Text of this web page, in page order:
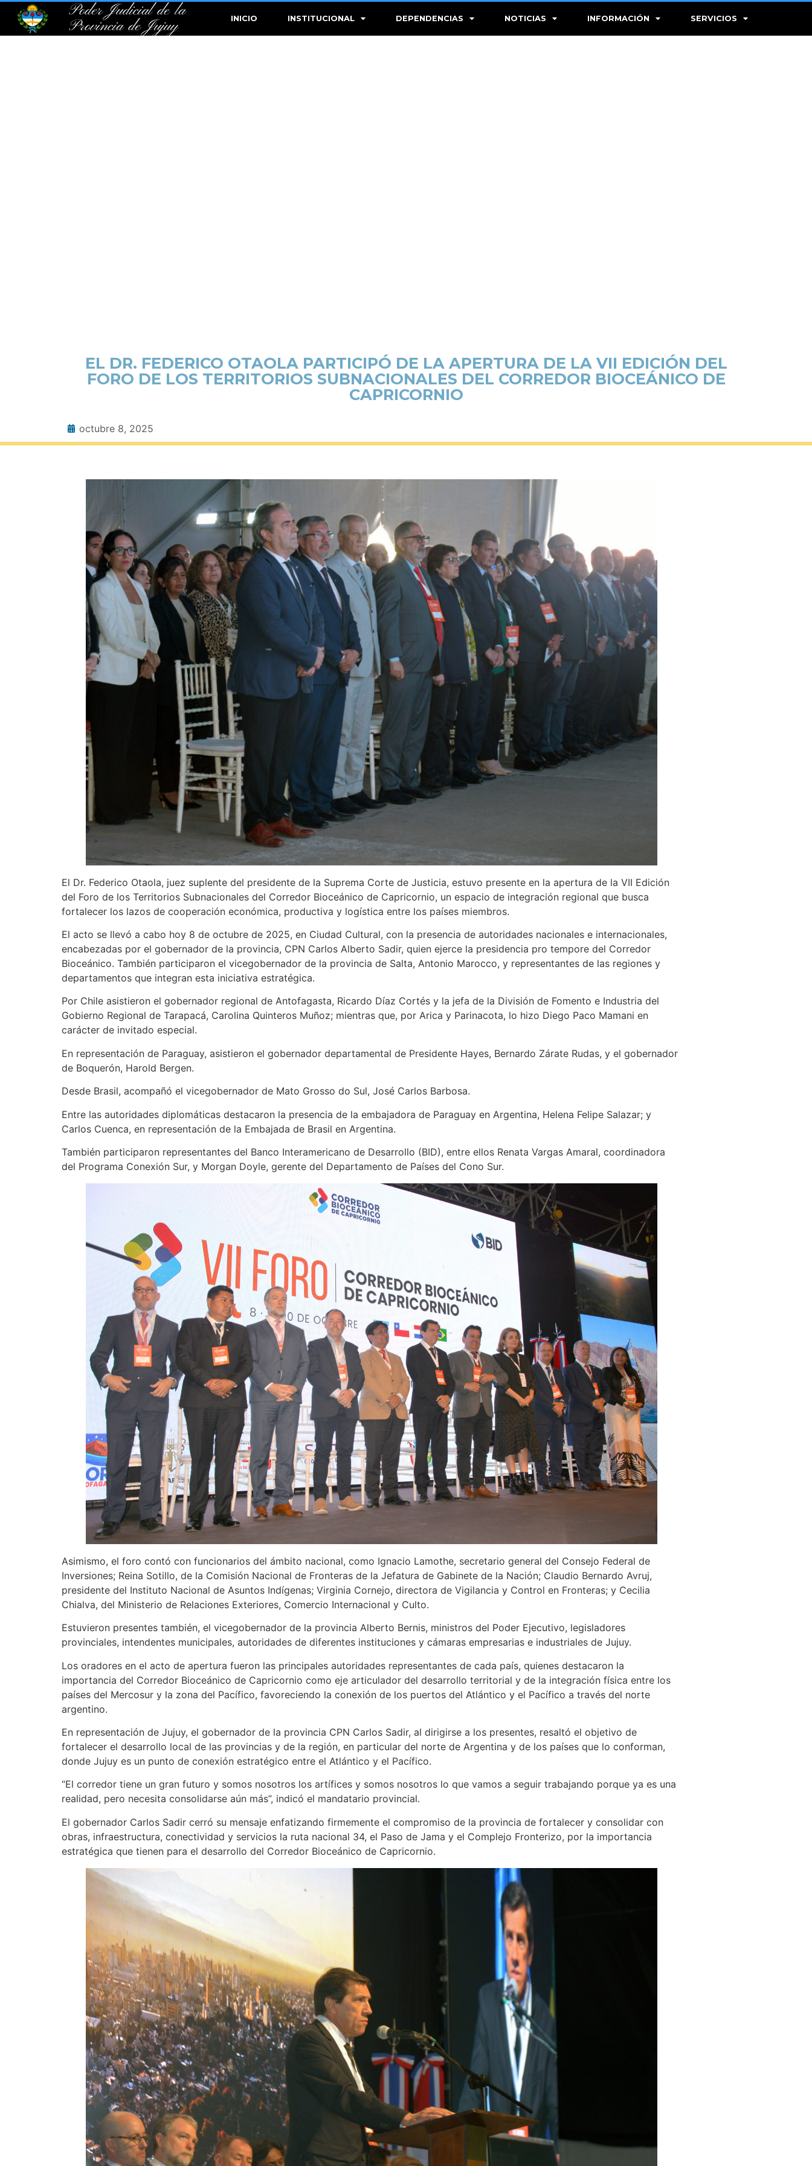
Poder Judicial de la
Provincia de Jujuy
INICIO INSTITUCIONAL DEPENDENCIAS NOTICIAS INFORMACIÓN SERVICIOS
EL DR. FEDERICO OTAOLA PARTICIPÓ DE LA APERTURA DE LA VII EDICIÓN DEL
FORO DE LOS TERRITORIOS SUBNACIONALES DEL CORREDOR BIOCEÁNICO DE
CAPRICORNIO
octubre 8, 2025
El Dr. Federico Otaola, juez suplente del presidente de la Suprema Corte de Justicia, estuvo presente en la apertura de la VII Edición
del Foro de los Territorios Subnacionales del Corredor Bioceánico de Capricornio, un espacio de integración regional que busca
fortalecer los lazos de cooperación económica, productiva y logística entre los países miembros.
El acto se llevó a cabo hoy 8 de octubre de 2025, en Ciudad Cultural, con la presencia de autoridades nacionales e internacionales,
encabezadas por el gobernador de la provincia, CPN Carlos Alberto Sadir, quien ejerce la presidencia pro tempore del Corredor
Bioceánico. También participaron el vicegobernador de la provincia de Salta, Antonio Marocco, y representantes de las regiones y
departamentos que integran esta iniciativa estratégica.
Por Chile asistieron el gobernador regional de Antofagasta, Ricardo Díaz Cortés y la jefa de la División de Fomento e Industria del
Gobierno Regional de Tarapacá, Carolina Quinteros Muñoz; mientras que, por Arica y Parinacota, lo hizo Diego Paco Mamani en
carácter de invitado especial.
En representación de Paraguay, asistieron el gobernador departamental de Presidente Hayes, Bernardo Zárate Rudas, y el gobernador
de Boquerón, Harold Bergen.
Desde Brasil, acompañó el vicegobernador de Mato Grosso do Sul, José Carlos Barbosa.
Entre las autoridades diplomáticas destacaron la presencia de la embajadora de Paraguay en Argentina, Helena Felipe Salazar; y
Carlos Cuenca, en representación de la Embajada de Brasil en Argentina.
También participaron representantes del Banco Interamericano de Desarrollo (BID), entre ellos Renata Vargas Amaral, coordinadora
del Programa Conexión Sur, y Morgan Doyle, gerente del Departamento de Países del Cono Sur.
Asimismo, el foro contó con funcionarios del ámbito nacional, como Ignacio Lamothe, secretario general del Consejo Federal de
Inversiones; Reina Sotillo, de la Comisión Nacional de Fronteras de la Jefatura de Gabinete de la Nación; Claudio Bernardo Avruj,
presidente del Instituto Nacional de Asuntos Indígenas; Virginia Cornejo, directora de Vigilancia y Control en Fronteras; y Cecilia
Chialva, del Ministerio de Relaciones Exteriores, Comercio Internacional y Culto.
Estuvieron presentes también, el vicegobernador de la provincia Alberto Bernis, ministros del Poder Ejecutivo, legisladores
provinciales, intendentes municipales, autoridades de diferentes instituciones y cámaras empresarias e industriales de Jujuy.
Los oradores en el acto de apertura fueron las principales autoridades representantes de cada país, quienes destacaron la
importancia del Corredor Bioceánico de Capricornio como eje articulador del desarrollo territorial y de la integración física entre los
países del Mercosur y la zona del Pacífico, favoreciendo la conexión de los puertos del Atlántico y el Pacífico a través del norte
argentino.
En representación de Jujuy, el gobernador de la provincia CPN Carlos Sadir, al dirigirse a los presentes, resaltó el objetivo de
fortalecer el desarrollo local de las provincias y de la región, en particular del norte de Argentina y de los países que lo conforman,
donde Jujuy es un punto de conexión estratégico entre el Atlántico y el Pacífico.
“El corredor tiene un gran futuro y somos nosotros los artífices y somos nosotros lo que vamos a seguir trabajando porque ya es una
realidad, pero necesita consolidarse aún más”, indicó el mandatario provincial.
El gobernador Carlos Sadir cerró su mensaje enfatizando firmemente el compromiso de la provincia de fortalecer y consolidar con
obras, infraestructura, conectividad y servicios la ruta nacional 34, el Paso de Jama y el Complejo Fronterizo, por la importancia
estratégica que tienen para el desarrollo del Corredor Bioceánico de Capricornio.